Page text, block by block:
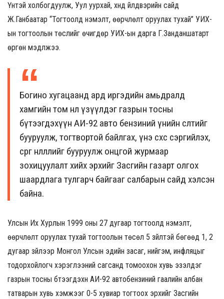
Үүнтэй холбогдуулж, Уул уурхай, хүнд үйлдвэрийн сайд
Ж.Ганбаатар “Тогтоолд нэмэлт, өөрчлөлт оруулах тухай” УИХ-
ын тогтоолын төслийг өчигдөр УИХ-ын дарга Г.Занданшатарт
өргөн мэдүүлжээ.
Богино хугацаанд ард иргэдийн амьдралд
хамгийн том нөлөө үзүүлдэг газрын тосны
бүтээгдэхүүн АИ-92 авто бензиний үнийн өсөлтийг
бууруулж, тогтвортой байлгах, үнэ өсөхөөс сэргийлэх,
сөрөг нөлөөллийг бууруулж онцгой журмаар
зохицуулалт хийх эрхийг Засгийн газарт олгох
шаардлага тулгарч байгааг салбарын сайд хэлсэн
байна.
Улсын Их Хурлын 1999 оны 27 дугаар тогтоолд нэмэлт,
өөрчлөлт оруулах тухай тогтоолын төсөл 5 зүйлтэй бөгөөд 1, 2
дугаар зүйлээр Монгол Улсын эдийн засаг, нийгэм, инфляцыг
тодорхойлогч хэрэглээний сагсанд томоохон хувь эзэлдэг
газрын тосны бүтээгдэхүүн АИ-92 автобензиний гаалийн албан
татварын хувь хэмжээг 0-5 хувиар тогтоох эрхийг Засгийн